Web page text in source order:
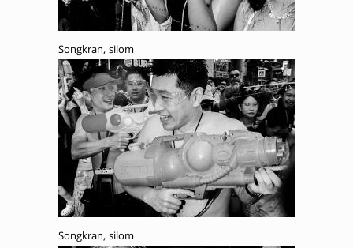
Songkran, silom
Songkran, silom